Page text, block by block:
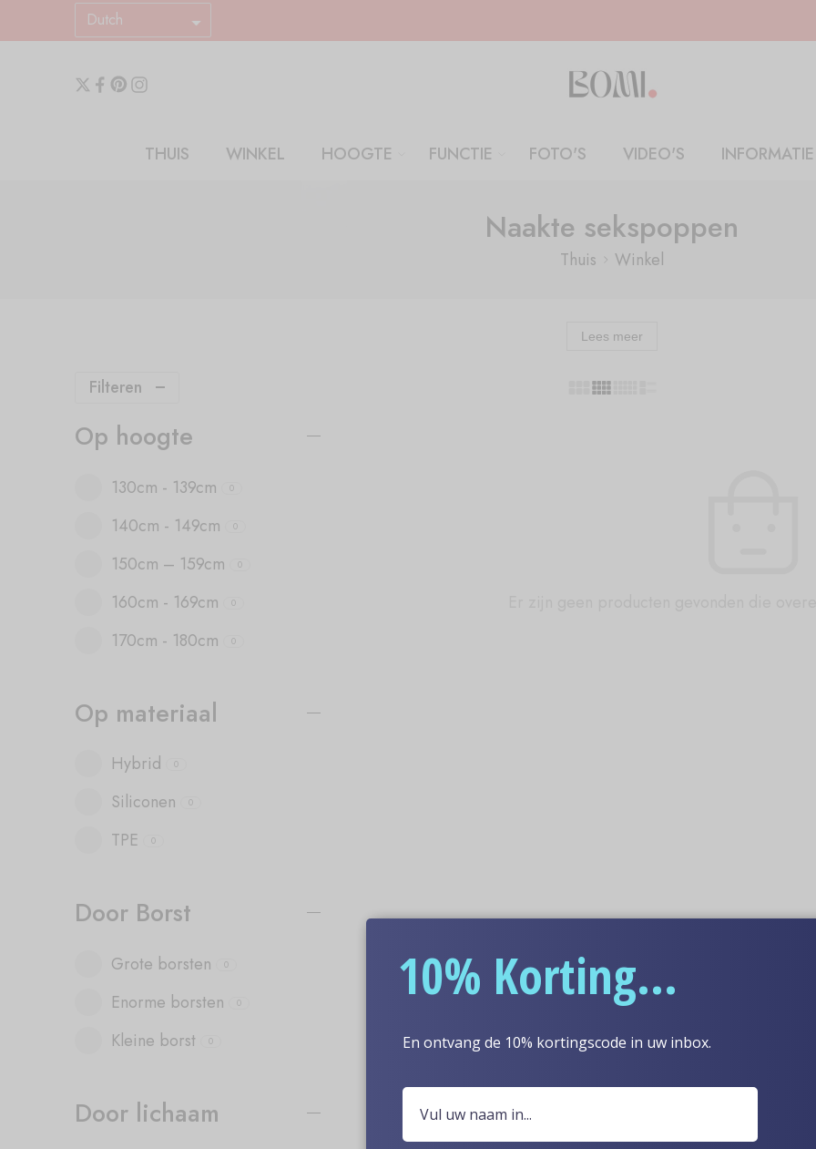
Dutch
THUIS WINKEL HOOGTE FUNCTIE FOTO'S VIDEO'S INFORMATIE
Naakte sekspoppen
Thuis Winkel
Lees meer
Filteren
Op hoogte
130cm - 139cm 0
140cm - 149cm 0
150cm – 159cm 0
160cm - 169cm 0
170cm - 180cm 0
Op materiaal
Hybrid 0
Siliconen 0
TPE 0
Door Borst
Grote borsten 0
Enorme borsten 0
Kleine borst 0
Door lichaam
10% Korting...
En ontvang de 10% kortingscode in uw inbox.